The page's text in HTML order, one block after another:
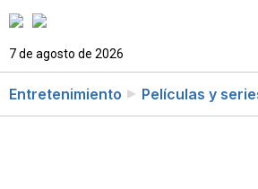
7 de agosto de 2026
Entretenimiento Películas y